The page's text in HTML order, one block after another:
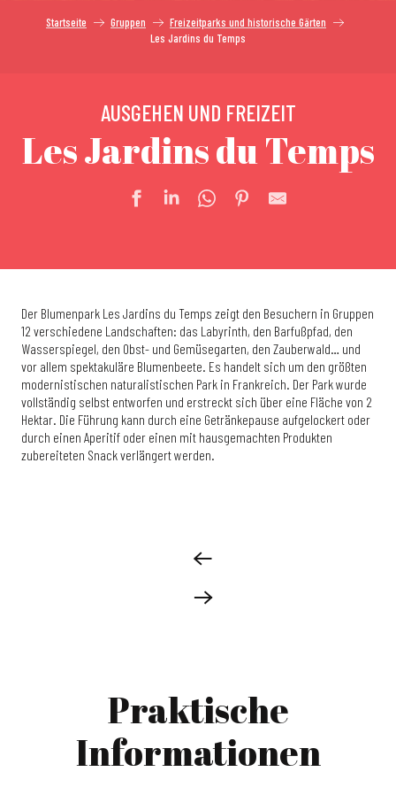
Startseite Gruppen
Freizeitparks und historische Gärten
Les Jardins du Temps
AUSGEHEN UND FREIZEIT
Les Jardins du Temps
Der Blumenpark Les Jardins du Temps zeigt den Besuchern in Gruppen
12 verschiedene Landschaften: das Labyrinth, den Barfußpfad, den
Wasserspiegel, den Obst- und Gemüsegarten, den Zauberwald… und
vor allem spektakuläre Blumenbeete. Es handelt sich um den größten
modernistischen naturalistischen Park in Frankreich. Der Park wurde
vollständig selbst entworfen und erstreckt sich über eine Fläche von 2
Hektar. Die Führung kann durch eine Getränkepause aufgelockert oder
durch einen Aperitif oder einen mit hausgemachten Produkten
zubereiteten Snack verlängert werden.
Praktische
Informationen